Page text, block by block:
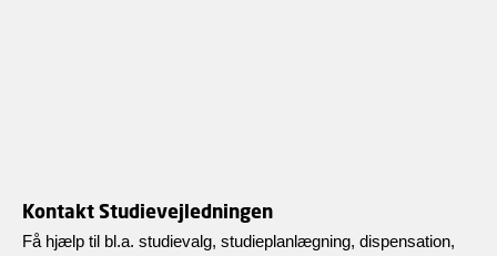
Kontakt Studievejledningen
Få hjælp til bl.a. studievalg, studieplanlægning, dispensation,